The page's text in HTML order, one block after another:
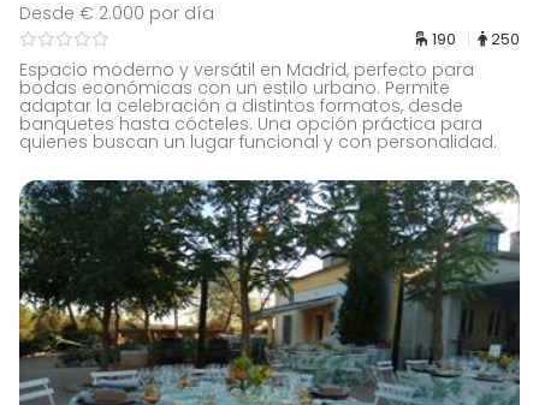
Desde € 2.000 por día
190 250
Espacio moderno y versátil en Madrid, perfecto para
bodas económicas con un estilo urbano. Permite
adaptar la celebración a distintos formatos, desde
banquetes hasta cócteles. Una opción práctica para
quienes buscan un lugar funcional y con personalidad.